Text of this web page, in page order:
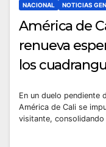
NACIONAL
NOTICIAS
América de
renueva
los
En un duelo pendiente
América de Cali se
visitante,